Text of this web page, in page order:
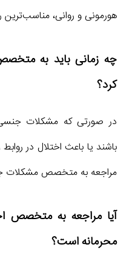
هورمونی و روانی،
چه زمانی باید به
کرد؟
در صورتی که مشکلات
باشند یا باعث اختلال در
مراجعه به متخصص
آیا مراجعه به متخصص
محرمانه است؟